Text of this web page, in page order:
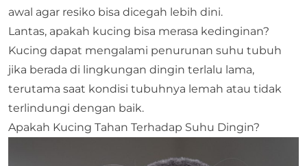
awal agar resiko bisa dicegah lebih dini.
Lantas, apakah kucing bisa merasa kedinginan?
Kucing dapat mengalami penurunan suhu tubuh
jika berada di lingkungan dingin terlalu lama,
terutama saat kondisi tubuhnya lemah atau tidak
terlindungi dengan baik.
Apakah Kucing Tahan Terhadap Suhu Dingin?